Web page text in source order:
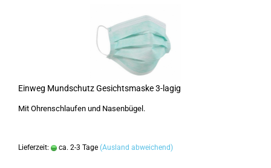
Einweg Mundschutz Gesichtsmaske 3-lagig
Mit Ohrenschlaufen und Nasenbügel.
Lieferzeit: ca. 2-3 Tage (Ausland abweichend)